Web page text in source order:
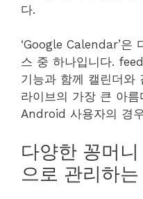
다.
‘Google Calendar’은
스 중 하나입니다.
기능과 함께 캘린더와
라이브의 가장 큰 아
Android 사용자의 경
다양한 꽁머
으로 관리하